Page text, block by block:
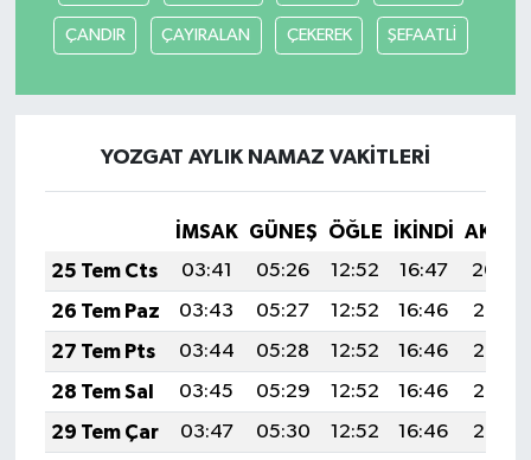
ÇANDIR ÇAYIRALAN ÇEKEREK ŞEFAATLİ
YOZGAT AYLIK NAMAZ VAKITLERI
İMSAK GÜNEŞ ÖĞLE İKINDI
25 Tem Cts
03:41 05:26 12:52 16:47
20:09
26 Tem Paz
03:43 05:27 12:52 16:46
20:08
27 Tem Pts
03:44 05:28 12:52 16:46
20:07
28 Tem Sal
03:45 05:29 12:52 16:46
20:06
29 Tem Çar
03:47 05:30 12:52 16:46
20:05